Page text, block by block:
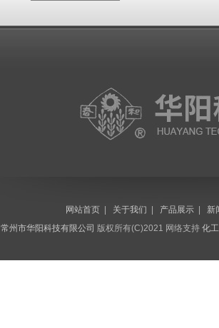
网站首页| 关于我们 产品展示|
新
常州市华阳科技有限公司 版权所有(C)2021 网络支持 化